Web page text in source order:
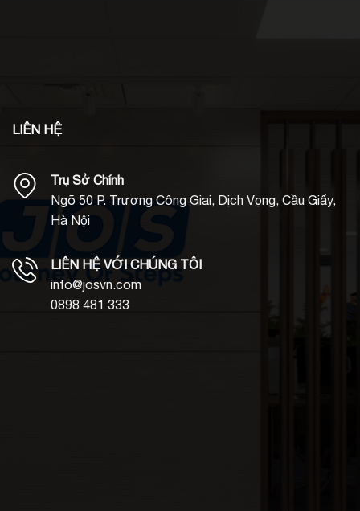
LIÊN HỆ
Trụ Sở Chính
Ngõ 50 P. Trương Công Giai, Dịch Vọng, Cầu Giấy,
Hà Nội
LIÊN HỆ VỚI CHÚNG TÔI
info@josvn.com
0898 481 333